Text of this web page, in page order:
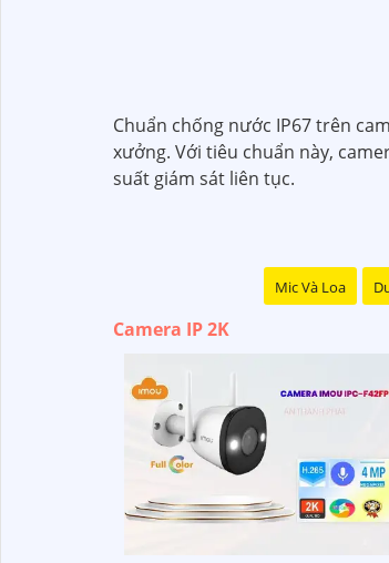
năng kết nối mạng linh hoạt
Chuẩn chống nước IP67 trên
xưởng. Với tiêu chuẩn này,
suất giám sát liên tục.
Mic Và Loa
Camera IP 2K